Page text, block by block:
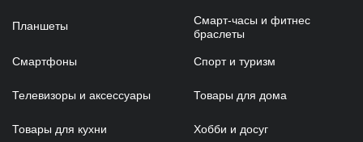
Планшеты
Смарт-часы и фитнес
браслеты
Смартфоны Спорт и туризм
Телевизоры и аксессуары Товары для дома
Товары для кухни Хобби и досуг